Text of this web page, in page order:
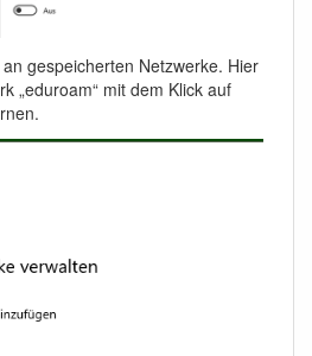
gespeicherten Netzwerke. Hier
„eduroam“ mit dem Klick auf